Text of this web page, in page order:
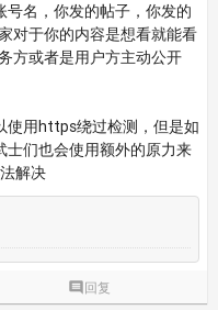
号名，你发的帖子，你发的
对于你的内容是想看就能看
方或者是用户方主动公开
使用https绕过检测，但是如
们也会使用额外的原力来
解决
 回复